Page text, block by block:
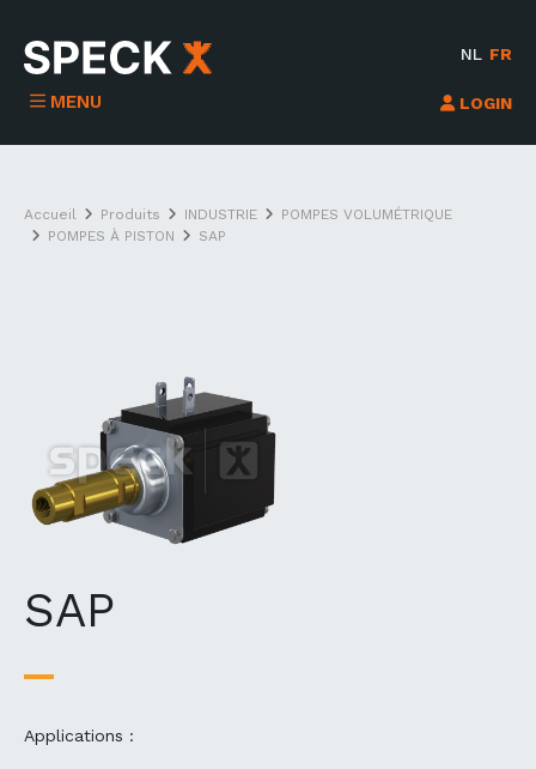
NL FR
LOGIN
MENU
Accueil Produits INDUSTRIE
POMPES VOLUMÉTRIQUE
POMPES À PISTON
SAP
SAP
Applications :